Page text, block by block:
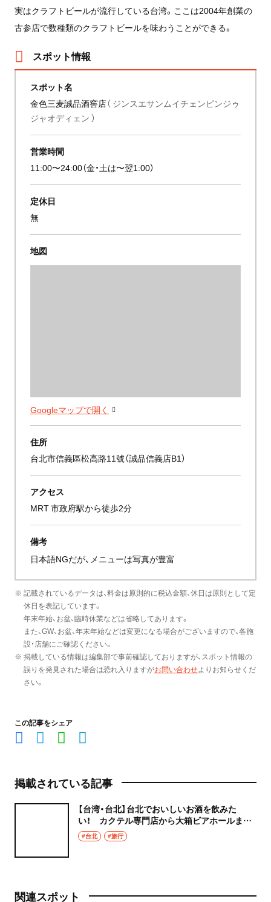
実はクラフトビールが流行している台湾。ここは2004年創業の
古参店で数種類のクラフトビールを味わうことができる。
スポット情報
スポット名
金色三麦誠品酒窖店（ ジンスエサンムイチェンピンジゥ
ジャオディェン ）
営業時間
11:00〜24:00（金・土は〜翌1:00）
定休日
無
地図
Googleマップで開く
住所
台北市信義區松高路11號（誠品信義店B1）
アクセス
MRT 市政府駅から徒歩2分
備考
日本語NGだが、メニューは写真が豊富
※ 記載されているデータは、料金は原則的に税込金額、休日は原則として定
休日を表記しています。
年末年始、お盆、臨時休業などは省略してあります。
また、GW、お盆、年末年始などは変更になる場合がございますので、各施
設・店舗にご確認ください。
※ 掲載している情報は編集部で事前確認しておりますが、スポット情報の
誤りを発見された場合は恐れ入りますがお問い合わせよりお知らせくだ
さい。
この記事をシェア
掲載されている記事
【台湾・台北】台北でおいしいお酒を飲みた
い！ カクテル専門店から大箱ビアホールまで、
厳選５店
#台北 #旅行
関連スポット